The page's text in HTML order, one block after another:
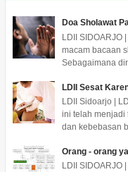
Doa Sholawat
LDII SIDOARJO
macam bacaan
Sebagaimana
LDII Sesat
LDII Sidoarjo |
ini telah menjadi
dan kebebasan
Orang - orang
LDII SIDOARJO